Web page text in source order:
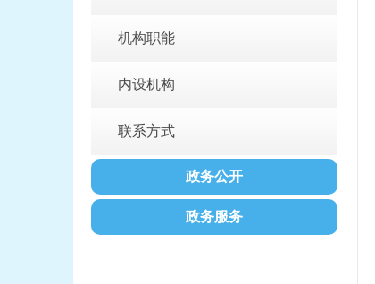
机构职能
内设机构
联系方式
政务公开
政务服务